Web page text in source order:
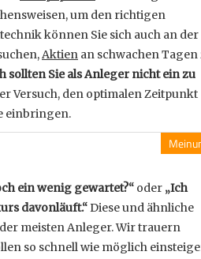
um den richtigen
können Sie sich auch an der
Aktien an schwachen Tagen
sollten Sie als Anleger nicht ein zu
Versuch, den optimalen Zeitpunkt
einbringen.
ein wenig gewartet?“ oder „Ich
davonläuft.“Diese und ähnliche
meisten Anleger. Wir trauern
so schnell wie möglich